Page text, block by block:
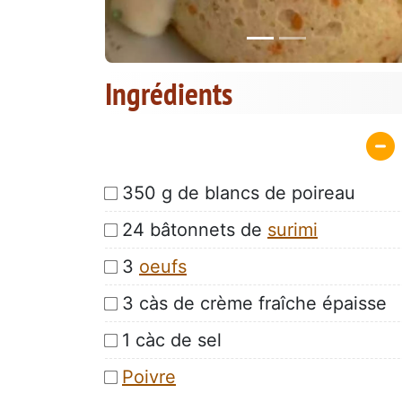
Ingrédients
350 g de blancs de poireau
24 bâtonnets de surimi
3 oeufs
3 càs de crème fraîche épaisse
1 càc de sel
Poivre